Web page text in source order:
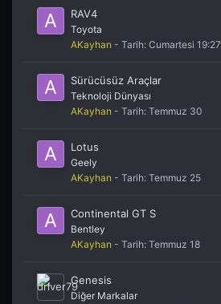
RAV4
Toyota
AKayhan - Tarih: Cumartesi 19:27
Sürücüsüz Araçlar
Teknoloji Dünyası
AKayhan - Tarih: Temmuz 30
Lotus
Geely
AKayhan - Tarih: Temmuz 25
Continental GT S
Bentley
AKayhan - Tarih: Temmuz 18
Genesis
Diğer Markalar